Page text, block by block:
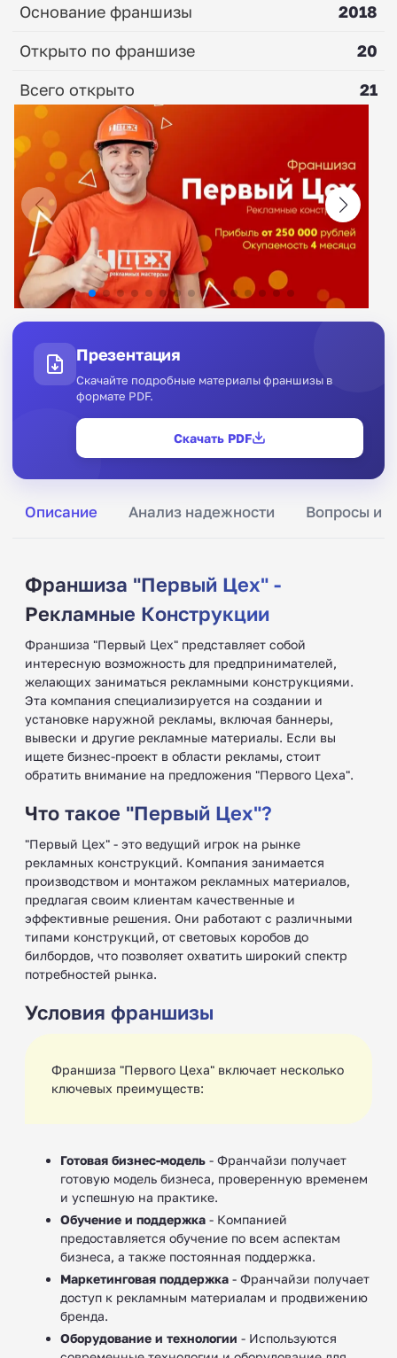
Описание Анализ надежности Вопросы и
Франшиза "Первый Цех" -
Рекламные Конструкции
Франшиза "Первый Цех" представляет собой
интересную возможность для предпринимателей,
желающих заниматься рекламными конструкциями.
Эта компания специализируется на создании и
установке наружной рекламы, включая баннеры,
вывески и другие рекламные материалы. Если вы
ищете бизнес-проект в области рекламы, стоит
обратить внимание на предложения "Первого Цеха".
Что такое "Первый Цех"?
"Первый Цех" - это ведущий игрок на рынке
рекламных конструкций. Компания занимается
производством и монтажом рекламных материалов,
предлагая своим клиентам качественные и
эффективные решения. Они работают с различными
типами конструкций, от световых коробов до
билбордов, что позволяет охватить широкий спектр
потребностей рынка.
Условия франшизы
Франшиза "Первого Цеха" включает несколько
ключевых преимуществ:
Готовая бизнес-модель - Франчайзи получает
готовую модель бизнеса, проверенную временем
и успешную на практике.
Обучение и поддержка - Компанией
предоставляется обучение по всем аспектам
бизнеса, а также постоянная поддержка.
Маркетинговая поддержка - Франчайзи получает
доступ к рекламным материалам и продвижению
бренда.
Оборудование и технологии - Используются
Основание франшизы
2018
Открыто по франшизе
20
Всего открыто
21
Презентация
Скачайте подробные материалы франшизы в
формате PDF.
Скачать PDF